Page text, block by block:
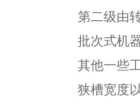
第二级由
批次式机
其他一些
狭槽宽度